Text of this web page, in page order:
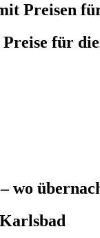
Preisen
für
wo